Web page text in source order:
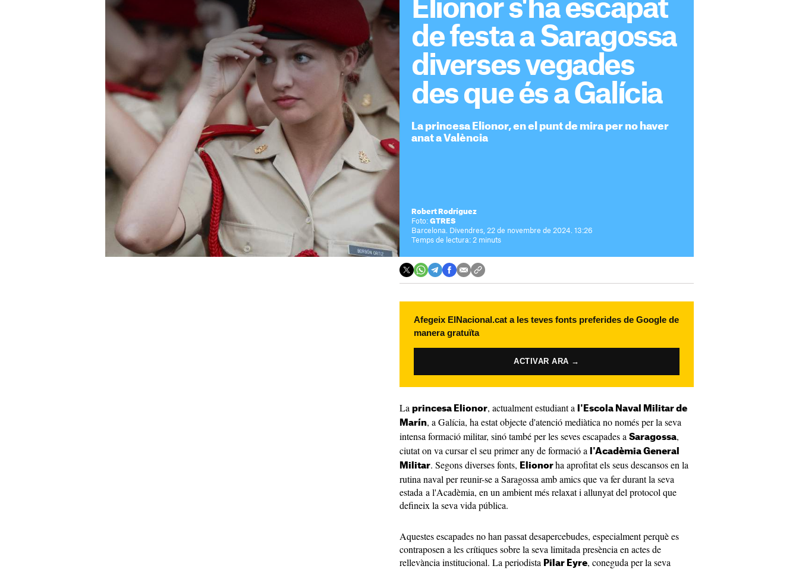
Elionor s'ha escapat
de festa a Saragossa
diverses vegades
des que és a Galícia
La princesa Elionor, en el punt de mira per no haver
anat a València
Robert Rodríguez
Foto: GTRES
Barcelona. Divendres, 22 de novembre de 2024. 13:26
Temps de lectura: 2 minuts
Afegeix ElNacional.cat a les teves fonts preferides de Google de
manera gratuïta
ACTIVAR ARA →
La princesa Elionor, actualment estudiant a
l'Escola Naval Militar de
Marín, a Galícia, ha estat objecte d'atenció mediàtica no només per la seva
intensa formació militar, sinó també per les seves escapades a Saragossa,
ciutat on va cursar el seu primer any de formació a
l'Acadèmia General
Militar. Segons diverses fonts, Elionor ha aprofitat els seus descansos en la
rutina naval per reunir-se a Saragossa amb amics que va fer durant la seva
estada a l'Acadèmia, en un ambient més relaxat i allunyat del protocol que
defineix la seva vida pública.
Aquestes escapades no han passat desapercebudes, especialment perquè es
contraposen a les crítiques sobre la seva limitada presència en actes de
rellevància institucional. La periodista Pilar Eyre, coneguda per la seva